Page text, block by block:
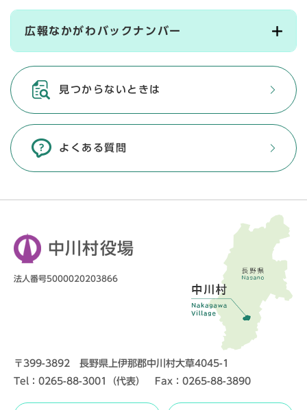
広報なかがわバックナンバー
見つからないときは
よくある質問
中川村役場
法人番号5000020203866
〒399-3892 長野県上伊那郡中川村大草4045-1
Tel：0265-88-3001（代表） Fax：0265-88-3890